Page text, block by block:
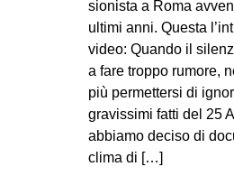
AMBIENTE
DIRITTO
sionista a Roma
ultimi anni. Questa
video: Quando il
a fare troppo rumore,
più permettersi di
gravissimi fatti del 25
abbiamo deciso di
clima di […]